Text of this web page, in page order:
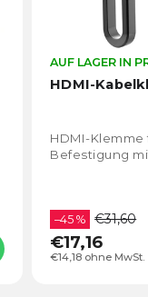
durchschnittliche
HDMI-
AUF LAGER IN
€14,18 ohne MwSt.
–45 % €31,60
€17,16
HDMI-Klemme
Befestigung